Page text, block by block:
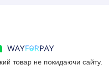
товар не покидаючи сайту.